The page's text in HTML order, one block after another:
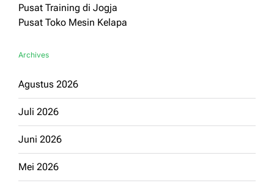
Pusat Training di Jogja
Pusat Toko Mesin Kelapa
Archives
Agustus 2026
Juli 2026
Juni 2026
Mei 2026